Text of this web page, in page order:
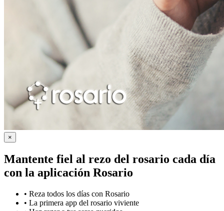
×
Mantente fiel al rezo del rosario cada día
con la aplicación Rosario
• Reza todos los días con Rosario
• La primera app del rosario viviente